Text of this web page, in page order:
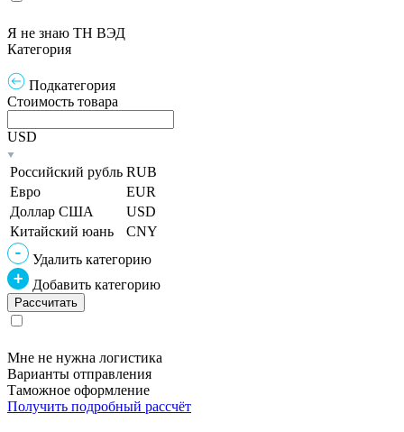
Я не знаю ТН ВЭД
Категория
Подкатегория
Стоимость товара
USD
Российский рубль RUB
Евро
EUR
Доллар США
USD
Китайский юань
CNY
Удалить категорию
Добавить категорию
Мне не нужна логистика
Варианты отправления
Таможное оформление
Получить подробный рассчёт